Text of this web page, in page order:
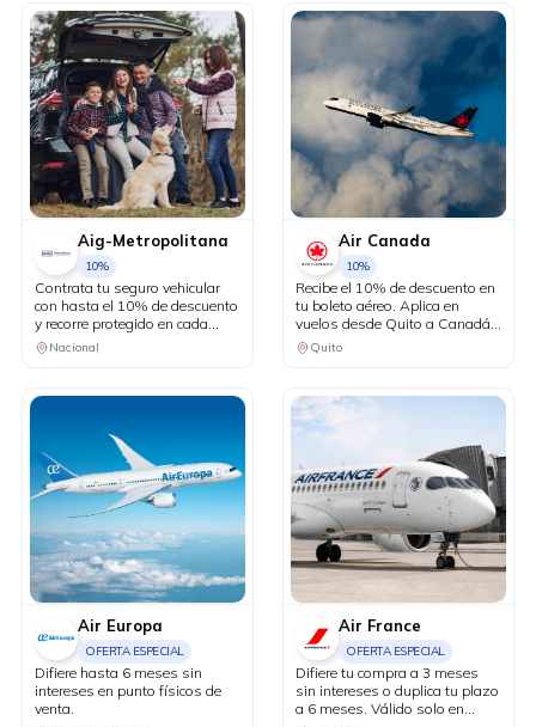
Aig-Metropolitana
10%
Contrata tu seguro vehicular
con hasta el 10% de descuento
y recorre protegido en cada
kilómetro. Adicionalmente,
recibe una revisión vehicular
matriculación de tu auto sin
Nacional
Air Canada
10%
Recibe el 10% de descuento en
tu boleto aéreo. Aplica en
vuelos desde Quito a Canadá y
Estados Unidos en conexión
vía Bogotá.
Quito
Air Europa
OFERTA ESPECIAL
Difiere hasta 6 meses sin
intereses en punto físicos de
venta.
Air France
OFERTA ESPECIAL
Difiere tu compra a 3 meses
sin intereses o duplica tu plazo
a 6 meses. Válido solo en